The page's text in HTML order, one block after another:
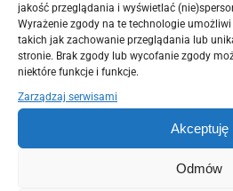
jakość przeglądania i wyświetlać
Wyrażenie zgody na te technologie
takich jak zachowanie przeglądania lub
stronie. Brak zgody lub wycofanie zgody
niektóre funkcje i funkcje.
Zarządzaj serwisami
Akceptuję
Odmów
adres firmy:
ul.Wernera 67
26-600 Radom